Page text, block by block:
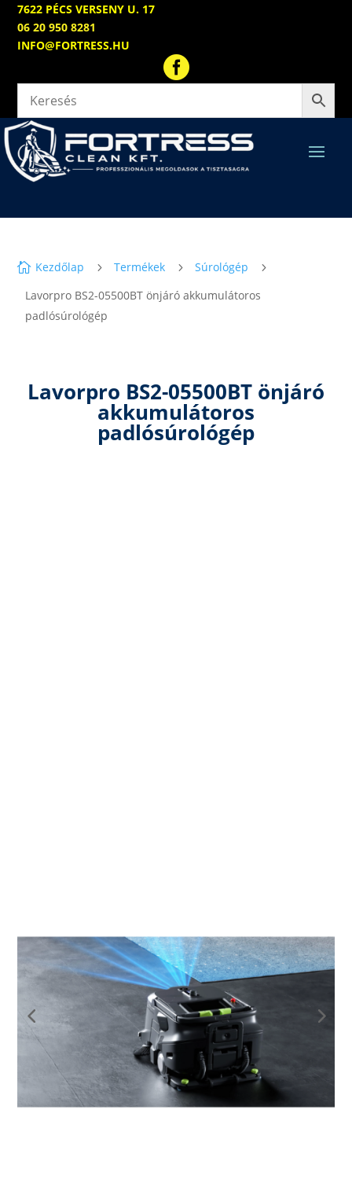
7622 PÉCS VERSENY U. 17
06 20 950 8281
INFO@FORTRESS.HU

 Kezdőlap 5 Termékek 5 Súrológép 5
Lavorpro BS2-05500BT önjáró akkumulátoros
padlósúrológép
Lavorpro BS2-05500BT önjáró
akkumulátoros
padlósúrológép